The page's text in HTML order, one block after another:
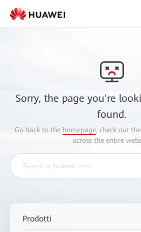
Sorry, the page you're
found.
Go back to the homepage, check out
across the entire
Prodotti